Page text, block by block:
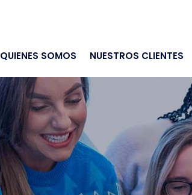
QUIENES SOMOS NUESTROS CLIENTES